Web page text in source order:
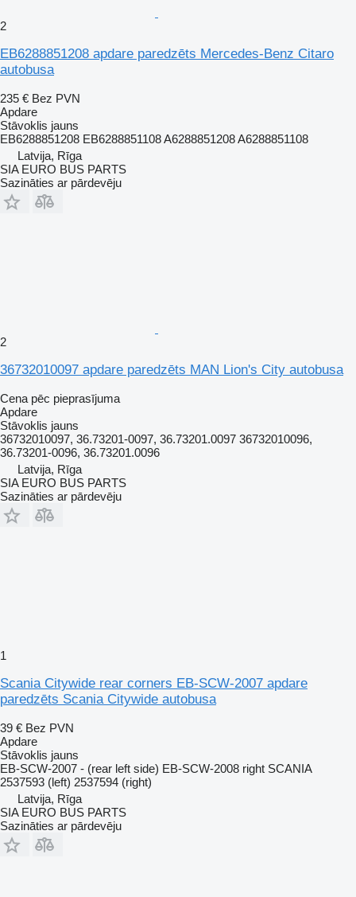
2
EB6288851208 apdare paredzēts Mercedes-Benz Citaro
autobusa
235 € Bez PVN
Apdare
Stāvoklis jauns
EB6288851208 EB6288851108 A6288851208 A6288851108
Latvija, Rīga
SIA EURO BUS PARTS
Sazināties ar pārdevēju
2
36732010097 apdare paredzēts MAN Lion's City autobusa
Cena pēc pieprasījuma
Apdare
Stāvoklis jauns
36732010097, 36.73201-0097, 36.73201.0097 36732010096,
36.73201-0096, 36.73201.0096
Latvija, Rīga
SIA EURO BUS PARTS
Sazināties ar pārdevēju
1
Scania Citywide rear corners EB-SCW-2007 apdare
paredzēts Scania Citywide autobusa
39 € Bez PVN
Apdare
Stāvoklis jauns
EB-SCW-2007 - (rear left side) EB-SCW-2008 right SCANIA
2537593 (left) 2537594 (right)
Latvija, Rīga
SIA EURO BUS PARTS
Sazināties ar pārdevēju